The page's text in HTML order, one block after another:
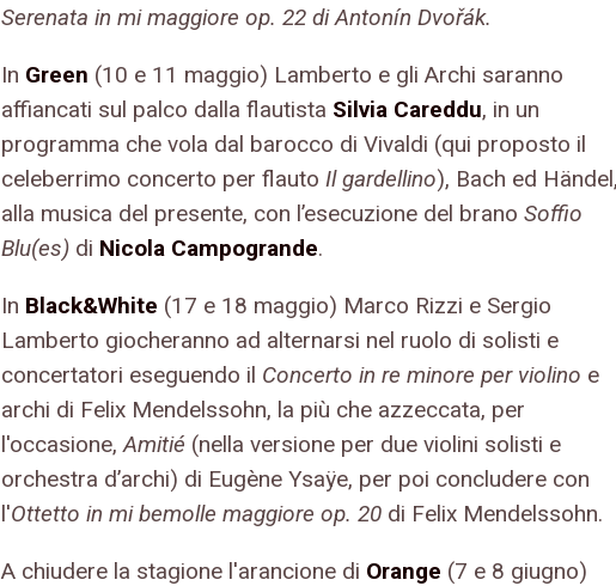
Serenata in mi maggiore op. 22 di Antonín Dvořák.
In Green (10 e 11 maggio) Lamberto e gli Archi saranno
affiancati sul palco dalla flautista Silvia Careddu, in un
programma che vola dal barocco di Vivaldi (qui proposto il
celeberrimo concerto per flauto Il gardellino), Bach ed Händel,
alla musica del presente, con l’esecuzione del brano Soffio
Blu(es) di Nicola Campogrande.
In Black&White (17 e 18 maggio) Marco Rizzi e Sergio
Lamberto giocheranno ad alternarsi nel ruolo di solisti e
concertatori eseguendo il Concerto in re minore per violino e
archi di Felix Mendelssohn, la più che azzeccata, per
l'occasione,Amitié (nella versione per due violini solisti e
orchestra d’archi) di Eugène Ysaÿe, per poi concludere con
l'Ottetto in mi bemolle maggiore op. 20 di Felix Mendelssohn.
A chiudere la stagione l'arancione di Orange (7 e 8 giugno)